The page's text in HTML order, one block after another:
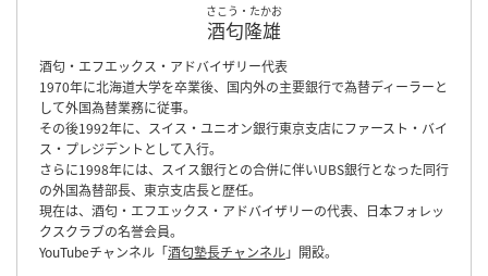
さこう・たかお
酒匂隆雄
酒匂・エフエックス・アドバイザリー代表
1970年に北海道大学を卒業後、国内外の主要銀行で為替ディーラーと
して外国為替業務に従事。
その後1992年に、スイス・ユニオン銀行東京支店にファースト・バイ
ス・プレジデントとして入行。
さらに1998年には、スイス銀行との合併に伴いUBS銀行となった同行
の外国為替部長、東京支店長と歴任。
現在は、酒匂・エフエックス・アドバイザリーの代表、日本フォレッ
クスクラブの名誉会員。
YouTubeチャンネル「酒匂塾長チャンネル」開設。